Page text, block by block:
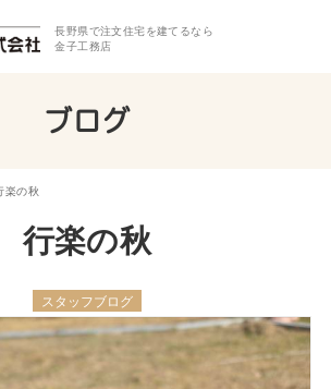
長野県で注文住宅を建てるなら
金子工務店
ブログ
楽の秋
行楽の秋
スタッフブログ